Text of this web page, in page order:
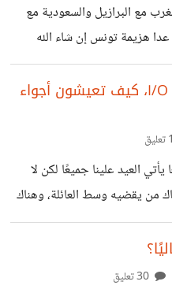
أليفة مختلفة، ويشربون
منهم نوعًا مختلفًا من
مع البرازيل والسعودية مع
هزيمة تونس إن شاء الله
وبانتظار الأردن والجزائر
أرى أن أداء الفرق العربية
المغرب أدائهم ممتاز
كذلك المنتخب المصري من
وكذلك السعودية وقطر.
عيدكم مبارك آل حسوب I/O، كيف تعيشون أجواء
العيد علينا جميعًا لكن لا
من يقضيه وسط العائلة، وهناك
بمفرده كحال أغلب المغتربين
كل شخص أن يصنع له شعوره
هادئًا في المنزل، أو يوم